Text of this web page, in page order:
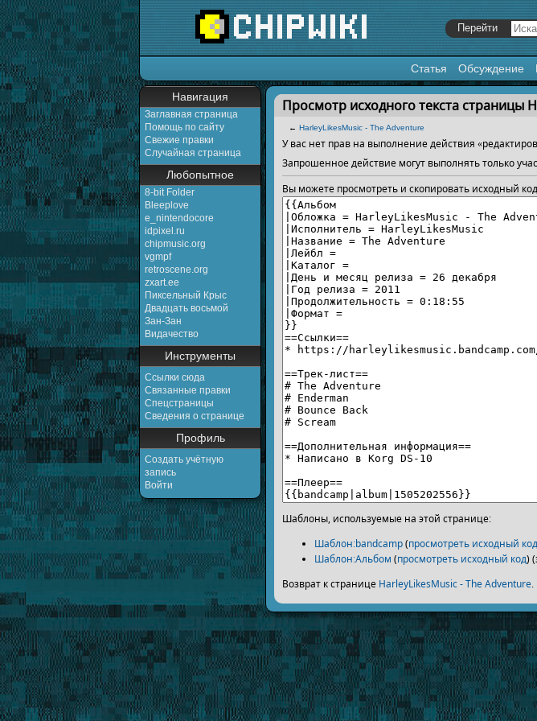
Статья Обсуждение
Навигация
Заглавная страница
Помощь по сайту
Свежие правки
Случайная страница
Любопытное
8-bit Folder
Bleeplove
e_nintendocore
idpixel.ru
chipmusic.org
vgmpf
retroscene.org
zxart.ee
Пиксельный Крыс
Двадцать восьмой
Зан-Зан
Видачество
Инструменты
Ссылки сюда
Связанные правки
Спецстраницы
Сведения о странице
Профиль
Создать учётную
запись
Войти
Перейти к:навигация,поиск
Просмотр исходного текста страницы
← HarleyLikesMusic - The Adventure
У вас нет прав на выполнение действия
Запрошенное действие могут выполнять только
Вы можете просмотреть и скопировать исходный
Шаблоны, используемые на этой странице:
Шаблон:bandcamp(просмотреть исходный код
Шаблон:Альбом (просмотреть исходный код)
Возврат к странице HarleyLikesMusic - The Adventure.